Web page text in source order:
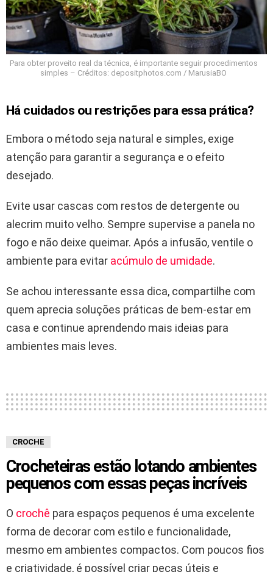
Para obter proveito real da técnica, é importante seguir procedimentos
simples – Créditos: depositphotos.com / MarusiaBO
Há cuidados ou restrições para essa prática?
Embora o método seja natural e simples, exige
atenção para garantir a segurança e o efeito
desejado.
Evite usar cascas com restos de detergente ou
alecrim muito velho. Sempre supervise a panela no
fogo e não deixe queimar. Após a infusão, ventile o
ambiente para evitar acúmulo de umidade.
Se achou interessante essa dica, compartilhe com
quem aprecia soluções práticas de bem-estar em
casa e continue aprendendo mais ideias para
ambientes mais leves.
CROCHE
Crocheteiras estão lotando ambientes
pequenos com essas peças incríveis
O crochê para espaços pequenos é uma excelente
forma de decorar com estilo e funcionalidade,
mesmo em ambientes compactos. Com poucos fios
e criatividade, é possível criar peças úteis e